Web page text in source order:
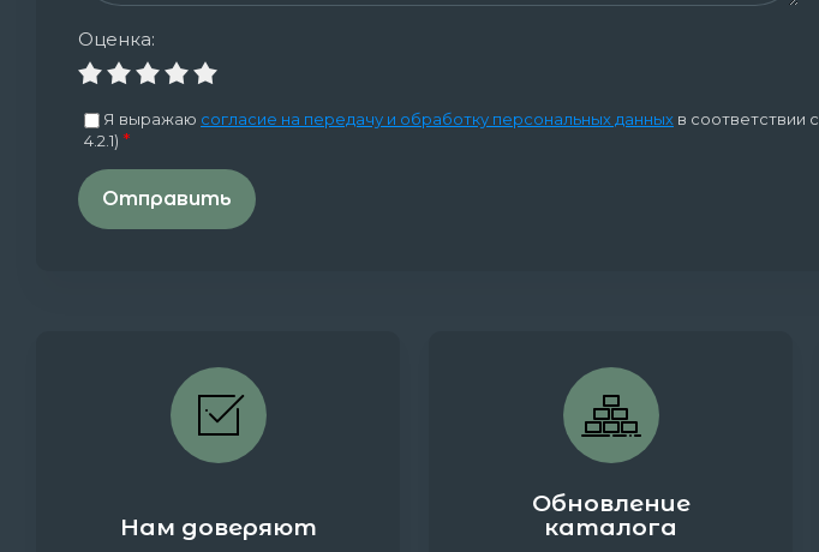
Оценка:
Я выражаю согласие на передачу и обработку персональных данных в соответствии с
4.2.1) *
Отправить
Нам доверяют
Обновление
каталога